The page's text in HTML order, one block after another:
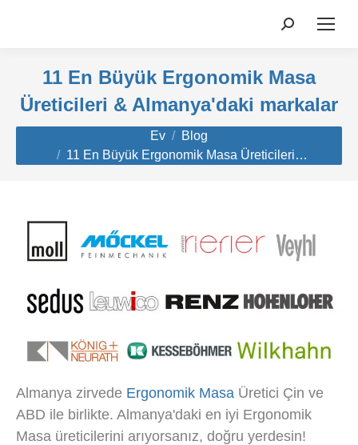
Aramak:
11 En Büyük Ergonomik Masa
Üreticileri & Almanya'daki markalar
Buradasınız: Ev
Blog
11 En Büyük Ergonomik Masa Üreticileri…
Almanya zirvede Ergonomik Masa Üretici Çin ve
ABD ile birlikte. Almanya'daki en iyi Ergonomik
Masa üreticilerini arıyorsanız, doğru yerdesin!